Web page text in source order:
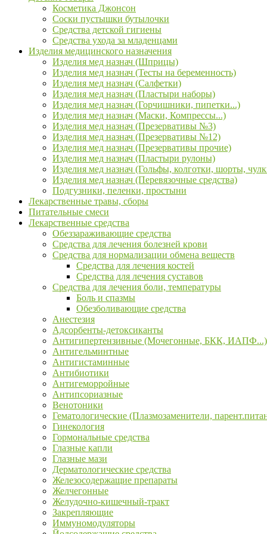
Косметика Джонсон
Соски пустышки бутылочки
Средства детской гигиены
Средства ухода за младенцами
Изделия медицинского назначения
Изделия мед назнач (Шприцы)
Изделия мед назнач (Тесты на беременность)
Изделия мед назнач (Салфетки)
Изделия мед назнач (Пластыри наборы)
Изделия мед назнач (Горчишники, пипетки...)
Изделия мед назнач (Маски, Компрессы...)
Изделия мед назнач (Презервативы №3)
Изделия мед назнач (Презервативы №12)
Изделия мед назнач (Презервативы прочие)
Изделия мед назнач (Пластыри рулоны)
Изделия мед назнач (Гольфы, колготки, шорты,
Изделия мед назнач (Перевязочные средства)
Подгузники, пеленки, простыни
Лекарственные травы, сборы
Питательные смеси
Лекарственные средства
Обеззараживающие средства
Средства для лечения болезней крови
Средства для нормализации обмена веществ
Средства для лечения костей
Средства для лечения суставов
Средства для лечения боли, температуры
Боль и спазмы
Обезболивающие средства
Анестезия
Адсорбенты-детоксиканты
Антигипертензивные (Мочегонные, БКК, ИАПФ...)
Антигельминтные
Антигистаминные
Антибиотики
Антигеморройные
Антипсориазные
Венотоники
Гематологические (Плазмозаменители,
Гинекология
Гормональные средства
Глазные капли
Глазные мази
Дерматологические средства
Железосодержащие препараты
Желчегонные
Желудочно-кишечный-тракт
Закрепляющие
Иммуномодуляторы